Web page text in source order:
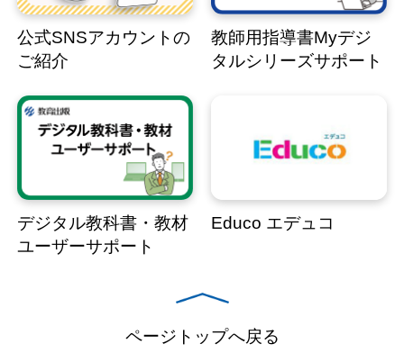
公式SNSアカウントの
ご紹介
教師用指導書Myデジ
タルシリーズサポート
デジタル教科書・教材
ユーザーサポート
Educo エデュコ
ページトップへ戻る